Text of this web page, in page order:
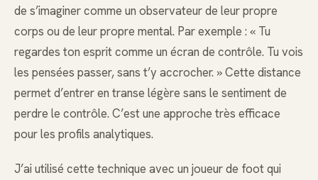
de s’imaginer comme un observateur de leur propre
corps ou de leur propre mental. Par exemple : « Tu
regardes ton esprit comme un écran de contrôle. Tu vois
les pensées passer, sans t’y accrocher. » Cette distance
permet d’entrer en transe légère sans le sentiment de
perdre le contrôle. C’est une approche très efficace
pour les profils analytiques.
J’ai utilisé cette technique avec un joueur de foot qui